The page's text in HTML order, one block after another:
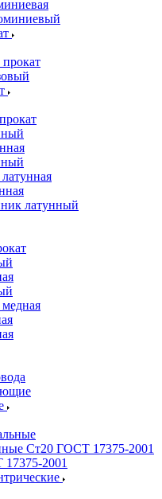
латунный
Ст20 ГОСТ 17375-2001
2001